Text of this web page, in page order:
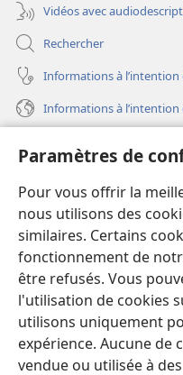
Paramètres de
Pour vous offrir la
nous utilisons des
similaires. Certains
fonctionnement de
être refusés. Vous
l'utilisation de cookies
utilisons uniquement
expérience. Aucune de
vendue ou utilisée à
Vidéos avec
Rechercher
Informations à l’intention
Informations à l’intention
(ouvre
une
nouvelle
fenêtre)
Bibliothèque en ligne
(ouvre
une
nouvelle
fenêtre)
JW Hub®
(ouvre
une
nouvelle
fenêtre)
JW Library
Watchtower Library